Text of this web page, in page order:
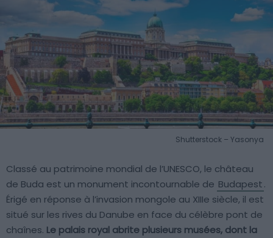
Shutterstock – Yasonya
Classé au patrimoine mondial de l’UNESCO, le château
de Buda est un monument incontournable de Budapest.
Érigé en réponse à l’invasion mongole au XIIIe siècle, il est
situé sur les rives du Danube en face du célèbre pont de
chaînes. Le palais royal abrite plusieurs musées, dont la